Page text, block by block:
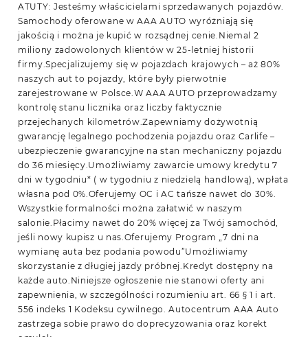
ATUTY: Jesteśmy właścicielami sprzedawanych pojazdów.
Samochody oferowane w AAA AUTO wyróżniają się
jakością i można je kupić w rozsądnej cenie.Niemal 2
miliony zadowolonych klientów w 25-letniej historii
firmy.Specjalizujemy się w pojazdach krajowych – aż 80%
naszych aut to pojazdy, które były pierwotnie
zarejestrowane w Polsce.W AAA AUTO przeprowadzamy
kontrolę stanu licznika oraz liczby faktycznie
przejechanych kilometrów.Zapewniamy dożywotnią
gwarancję legalnego pochodzenia pojazdu oraz Carlife –
ubezpieczenie gwarancyjne na stan mechaniczny pojazdu
do 36 miesięcy.Umożliwiamy zawarcie umowy kredytu 7
dni w tygodniu* ( w tygodniu z niedzielą handlową), wpłata
własna pod 0%.Oferujemy OC i AC tańsze nawet do 30%.
Wszystkie formalności można załatwić w naszym
salonie.Płacimy nawet do 20% więcej za Twój samochód,
jeśli nowy kupisz u nas.Oferujemy Program „7 dni na
wymianę auta bez podania powodu”Umożliwiamy
skorzystanie z długiej jazdy próbnej.Kredyt dostępny na
każde auto.Niniejsze ogłoszenie nie stanowi oferty ani
zapewnienia, w szczególności rozumieniu art. 66 § 1 i art.
556 indeks 1 Kodeksu cywilnego. Autocentrum AAA Auto
zastrzega sobie prawo do doprecyzowania oraz korekt